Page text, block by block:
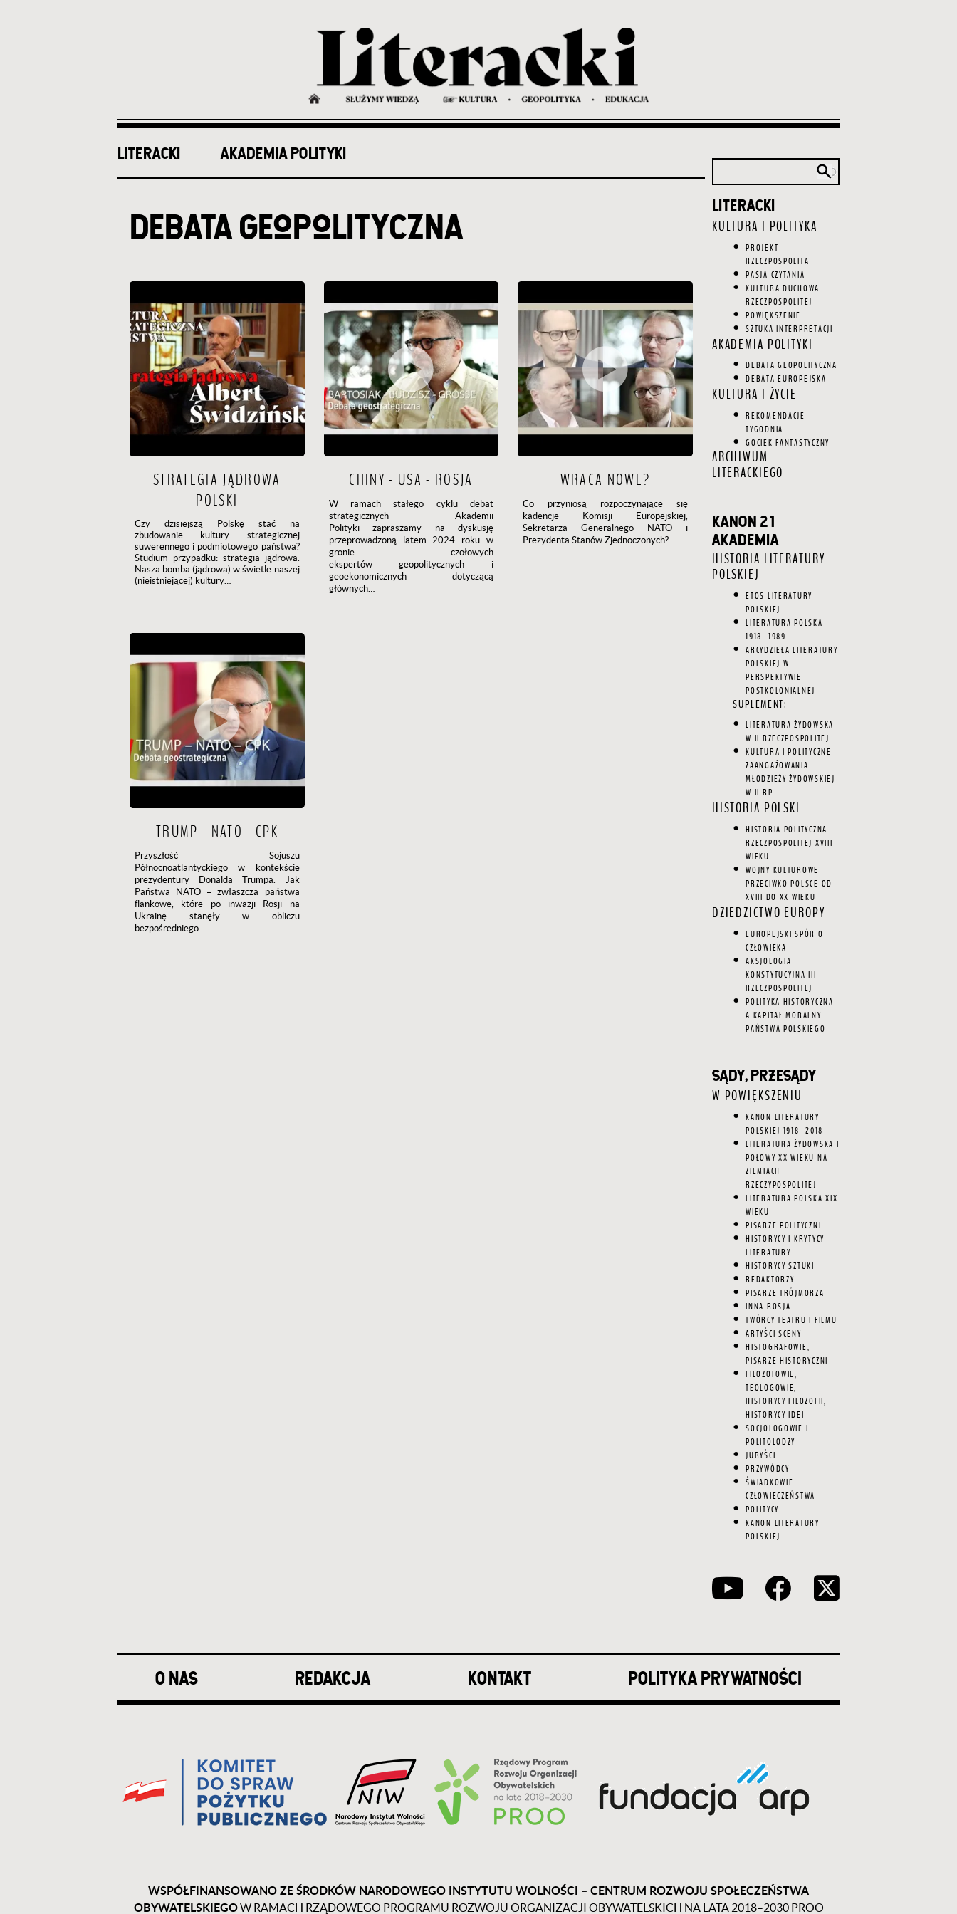
Główna
nawigacja
LITERACKI
KULTURA I POLITYKA
PROJEKT
RZECZPOSPOLITA
PASJA CZYTANIA
KULTURA DUCHOWA
RZECZPOSPOLITEJ
POWIĘKSZENIE
SZTUKA INTERPRETACJI
AKADEMIA POLITYKI
DEBATA GEOPOLITYCZNA
DEBATA EUROPEJSKA
KULTURA I ŻYCIE
REKOMENDACJE
TYGODNIA
GOCIEK FANTASTYCZNY
ARCHIWUM
LITERACKIEGO
KANON 21
AKADEMIA
HISTORIA LITERATURY
POLSKIEJ
ETOS LITERATURY
POLSKIEJ
LITERATURA POLSKA
1918–1989
ARCYDZIEŁA LITERATURY
POLSKIEJ W
PERSPEKTYWIE
POSTKOLONIALNEJ
SUPLEMENT:
LITERATURA ŻYDOWSKA
W II RZECZPOSPOLITEJ
KULTURA I POLITYCZNE
ZAANGAŻOWANIA
MŁODZIEŻY ŻYDOWSKIEJ
W II RP
HISTORIA POLSKI
HISTORIA POLITYCZNA
RZECZPOSPOLITEJ XVIII
WIEKU
WOJNY KULTUROWE
PRZECIWKO POLSCE OD
XVIII DO XX WIEKU
DZIEDZICTWO EUROPY
EUROPEJSKI SPÓR O
CZŁOWIEKA
AKSJOLOGIA
KONSTYTUCYJNA III
RZECZPOSPOLITEJ
POLITYKA HISTORYCZNA
A KAPITAŁ MORALNY
PAŃSTWA POLSKIEGO
SĄDY, PRZESĄDY
W POWIĘKSZENIU
KANON LITERATURY
POLSKIEJ 1918 -2018
LITERATURA ŻYDOWSKA I
POŁOWY XX WIEKU NA
ZIEMIACH
RZECZYPOSPOLITEJ
LITERATURA POLSKA XIX
WIEKU
PISARZE POLITYCZNI
HISTORYCY I KRYTYCY
LITERATURY
HISTORYCY SZTUKI
REDAKTORZY
PISARZE TRÓJMORZA
INNA ROSJA
TWÓRCY TEATRU I FILMU
ARTYŚCI SCENY
HISTOGRAFOWIE,
PISARZE HISTORYCZNI
FILOZOFOWIE,
TEOLOGOWIE,
HISTORYCY FILOZOFII,
HISTORYCY IDEI
SOCJOLOGOWIE I
POLITOLODZY
JURYŚCI
PRZYWÓDCY
ŚWIADKOWIE
CZŁOWIECZEŃSTWA
POLITYCY
KANON LITERATURY
POLSKIEJ
Ścieżka
LITERACKI AKADEMIA POLITYKI
debata geopolityczna
STRATEGIA JĄDROWA
POLSKI
Czy dzisiejszą Polskę stać na
zbudowanie kultury strategicznej
suwerennego i podmiotowego państwa?
Studium przypadku: strategia jądrowa.
Nasza bomba (jądrowa) w świetle naszej
(nieistniejącej) kultury…
CHINY - USA - ROSJA
W ramach stałego cyklu debat
strategicznych Akademii
Polityki zapraszamy na dyskusję
przeprowadzoną latem 2024 roku w
gronie czołowych
ekspertów geopolitycznych i
geoekonomicznych dotyczącą
głównych…
WRACA NOWE?
Co przyniosą rozpoczynające się
kadencje Komisji Europejskiej,
Sekretarza Generalnego NATO i
Prezydenta Stanów Zjednoczonych?
TRUMP - NATO - CPK
Przyszłość Sojuszu
Północnoatlantyckiego w kontekście
prezydentury Donalda Trumpa. Jak
Państwa NATO – zwłaszcza państwa
flankowe, które po inwazji Rosji na
Ukrainę stanęły w obliczu
bezpośredniego…
O NAS REDAKCJA KONTAKT POLITYKA PRYWATNOŚCI
WSPÓŁFINANSOWANO ZE ŚRODKÓW NARODOWEGO INSTYTUTU WOLNOŚCI – CENTRUM ROZWOJU SPOŁECZEŃSTWA
OBYWATELSKIEGOW RAMACH RZĄDOWEGO PROGRAMU ROZWOJU ORGANIZACJI OBYWATELSKICH NA LATA 2018–2030 PROO